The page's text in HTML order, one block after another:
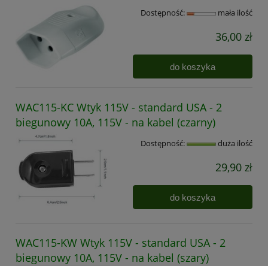
Dostępność: mała ilość
36,00 zł
do koszyka
WAC115-KC Wtyk 115V - standard USA - 2
biegunowy 10A, 115V - na kabel (czarny)
Dostępność: duża ilość
29,90 zł
do koszyka
WAC115-KW Wtyk 115V - standard USA - 2
biegunowy 10A, 115V - na kabel (szary)